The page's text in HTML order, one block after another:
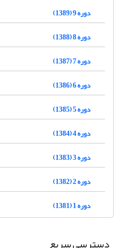
دوره 9 (1389)
دوره 8 (1388)
دوره 7 (1387)
دوره 6 (1386)
دوره 5 (1385)
دوره 4 (1384)
دوره 3 (1383)
دوره 2 (1382)
دوره 1 (1381)
دسترسی سریع